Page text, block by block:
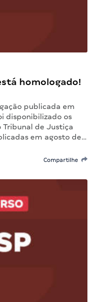
homologado!
publicada em
disponibilizado os
Tribunal de Justiça
em agosto de…
Compartilhe